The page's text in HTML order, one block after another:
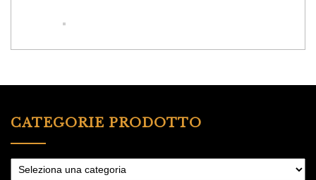
CATEGORIE PRODOTTO